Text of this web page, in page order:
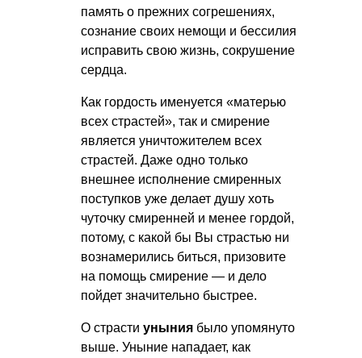
память о прежних согрешениях,
сознание своих немощи и бессилия
исправить свою жизнь, сокрушение
сердца.
Как гордость именуется «матерью
всех страстей», так и смирение
является уничтожителем всех
страстей. Даже одно только
внешнее исполнение смиренных
поступков уже делает душу хоть
чуточку смиренней и менее гордой,
потому, с какой бы Вы страстью ни
вознамерились биться, призовите
на помощь смирение — и дело
пойдет значительно быстрее.
О страсти уныния было упомянуто
выше. Уныние нападает, как